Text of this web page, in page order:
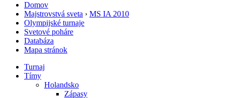
Domov
Majstrovstvá sveta › MS IA 2010
Olympijské turnaje
Svetové poháre
Databáza
Mapa stránok
Turnaj
Tímy
Holandsko
Zápasy